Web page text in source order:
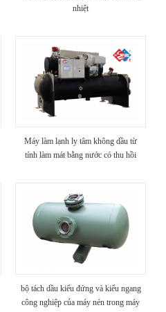
nhiệt
Máy làm lạnh ly tâm không dầu từ
tính làm mát bằng nước có thu hồi
bộ tách dầu kiểu đứng và kiểu ngang
công nghiệp của máy nén trong máy